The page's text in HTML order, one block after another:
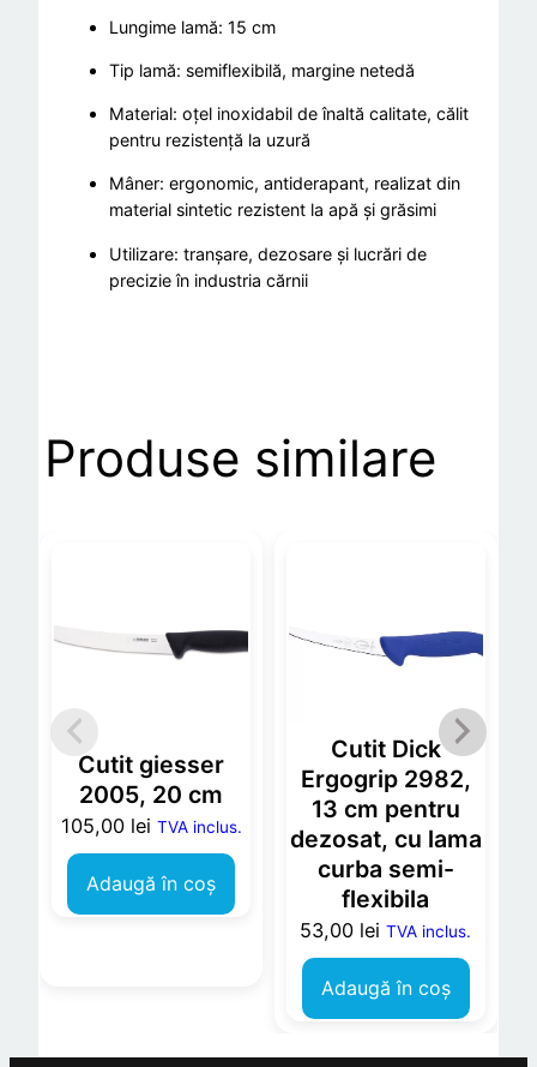
Lungime lamă: 15 cm
Tip lamă: semiflexibilă, margine netedă
Material: oțel inoxidabil de înaltă calitate, călit
pentru rezistență la uzură
Mâner: ergonomic, antiderapant, realizat din
material sintetic rezistent la apă și grăsimi
Utilizare: tranșare, dezosare și lucrări de
precizie în industria cărnii
Produse similare
Cutit giesser
2005, 20 cm
105,00 lei TVA inclus.
Adaugă în coș
Cutit Dick
Ergogrip 2982,
13 cm pentru
dezosat, cu lama
curba semi-
flexibila
53,00 lei TVA inclus.
Adaugă în coș